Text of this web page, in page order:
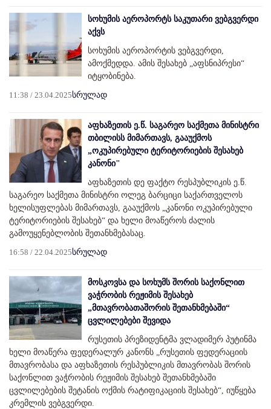
სოხუმის აეროპორტს საკუთარი ვებგვერდი
აქვს
სოხუმის აეროპორტის ვებგვერდი,
ამოქმედდა. ამის შესახებ „აფსნიპრესი“
იტყობინება.
11:38 / 23.04.2025სრულად
აფხაზეთის ე.წ. საგარეო საქმეთა მინისტრი
თბილისს მიმართავს, გააუქმოს
„ოკუპირებული ტერიტორიების შესახებ
კანონი"
აფხაზეთის დე ფაქტო რესპუბლიკის ე.წ.
საგარეო საქმეთა მინისტრი ოლეგ ბარციცი საქართველოს
ხელისუფლებას მიმართავს, გააუქმოს „კანონი ოკუპირებული
ტერიტორიების შესახებ“ და ხელი მოაწეროს ძალის
გამოუყენებლობის შეთანხმებასაც.
16:58 / 22.04.2025სრულად
მოსკოვსა და სოხუმს შორის საქონლით
ვაჭრობის რეჟიმის შესახებ
„მთავრობათაშორის შეთანხმებაში“
ცვლილებები შევიდა
რუსეთის პრეზიდენტმა ვლადიმერ პუტინმა
ხელი მოაწერა ფედერალურ კანონს „რუსეთის ფედერაციის
მთავრობასა და აფხაზეთის რესპუბლიკის მთავრობას შორის
საქონლით ვაჭრობის რეჟიმის შესახებ შეთანხმებაში
ცვლილებების შეტანის ოქმის რატიფიკაციის შესახებ“, იუწყება
კრემლის ვებგვერდი.